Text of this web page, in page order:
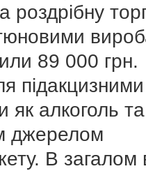
роздрібну
89 000 грн.
підакцизними
як алкоголь та
джерелом
В загалом